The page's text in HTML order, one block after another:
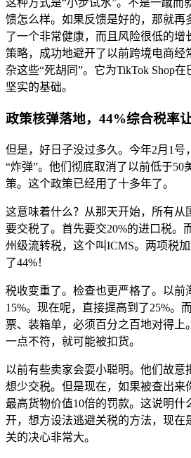
这种方式是“小步试水”。不是一蹴而
馈怎么样。如果反馈是好的，那就再
了一个非常健康，而且风险很低的增
策略，成功地避开了以前跨境电商经
杂这些“死胡同”。它为TikTok Shop
坚实的基础。
政策核弹落地，44%综合税率
但是，好日子没过多久。今年2月1号
“炸弹”。他们彻底取消了以前低于50
策。这个政策已经用了十多年了。
这意味着什么？从那天开始，所有从
要交税了。首先要交20%的进口税。
州级流转税，这个叫ICMS。两项税
了44%！
税收变重了。检查也更严格了。以前
15%。现在呢，直接提高到了25%。
票、装箱单，必须百分之百地对得上
一点不符，就可能被扣货。
以前有些卖家会耍小聪明。他们故意
想少交税。但是现在，如果被查出来
最高货物价值10倍的罚款。这说明什
开，想方设法逃避关税的方法，现在
关的决心非常大。